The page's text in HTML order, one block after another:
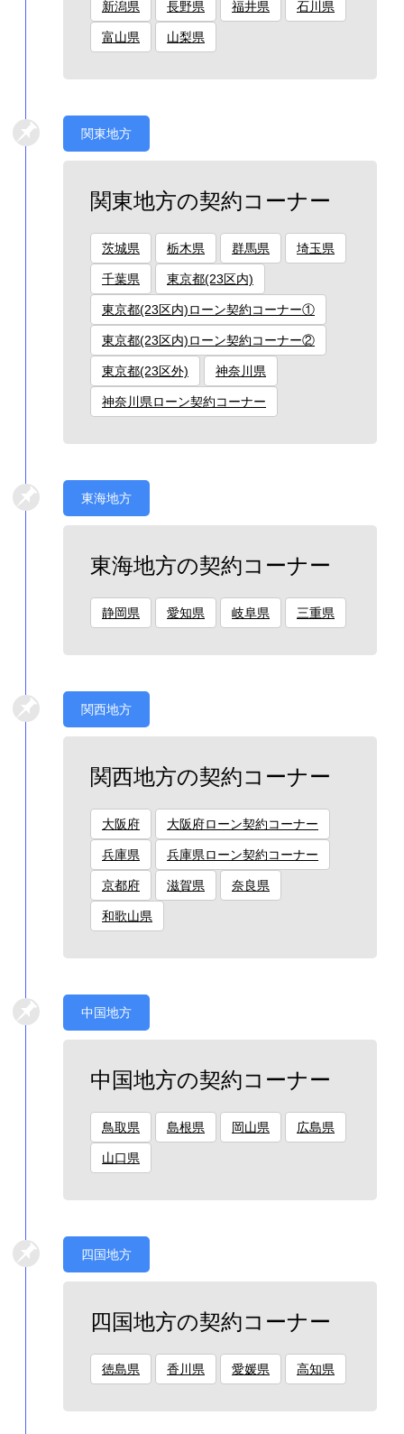
新潟県 長野県 福井県 石川県
富山県 山梨県
関東地方
関東地方の契約コーナー
茨城県 栃木県 群馬県 埼玉県
千葉県 東京都(23区内)
東京都(23区内)ローン契約コーナー①
東京都(23区内)ローン契約コーナー②
東京都(23区外) 神奈川県
神奈川県ローン契約コーナー
東海地方
東海地方の契約コーナー
静岡県 愛知県 岐阜県 三重県
関西地方
関西地方の契約コーナー
大阪府 大阪府ローン契約コーナー
兵庫県 兵庫県ローン契約コーナー
京都府 滋賀県 奈良県
和歌山県
中国地方
中国地方の契約コーナー
鳥取県 島根県 岡山県 広島県
山口県
四国地方
四国地方の契約コーナー
徳島県 香川県 愛媛県 高知県